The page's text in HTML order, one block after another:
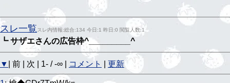
スレ一覧 スレ内情報:総合:134 今日:1 昨日:0 閲覧人数:1
┗ サザエさんの広告枠^⁠_⁠_⁠_⁠_⁠_⁠_⁠_⁠_⁠_⁠^
▼ | 前 | 次 | 1- / -∞ | コメント 更新